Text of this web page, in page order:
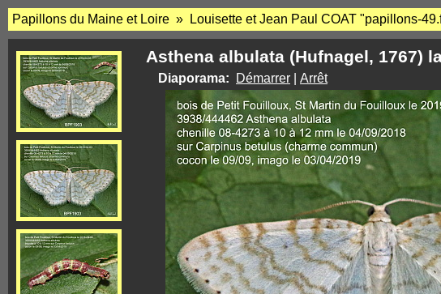
Papillons du Maine et Loire » Louisette et Jean Paul COAT "papillons-